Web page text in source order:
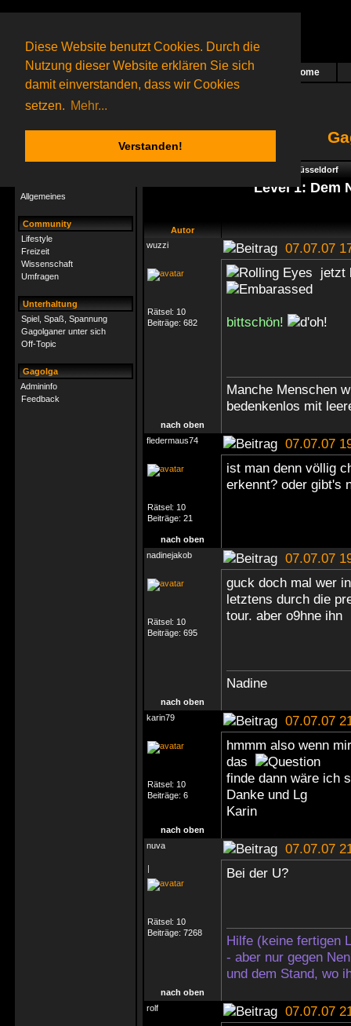
Diese Website benutzt Cookies. Durch die
Nutzung dieser Website erklären Sie sich
damit einverstanden, dass wir Cookies
setzen. Mehr...
Verstanden!
Das nächste Rätsel ist in Arbeit Home
125 Gagolganeronline(0 registrierte und 125 Gäste)
Gagolganer:
9732Rätsel online:
Allgemeines
Community
Lifestyle
Freizeit
Wissenschaft
Umfragen
Unterhaltung
Spiel, Spaß, Spannung
Gagolganer unter sich
Off-Topic
Gagolga
Admininfo
Feedback
Rätselrallye Düsseldorf
Level 1: Dem
Autor
wuzzi
07.07.07
Rätsel: 10
Beiträge: 682
jetzt
bittschön!
Manche Menschen
bedenkenlos mit
nach oben
fledermaus74
07.07.07
Rätsel: 10
Beiträge: 21
ist man denn völlig
erkennt? oder gibt's
nach oben
nadinejakob
07.07.07
Rätsel: 10
Beiträge: 695
guck doch mal wer
letztens durch die
tour. aber o9hne ihn
Nadine
nach oben
karin79
07.07.07
Rätsel: 10
Beiträge: 6
hmmm also wenn
das
finde dann wäre ich
Danke und Lg
Karin
nach oben
nuva
07.07.07
|
Rätsel: 10
Beiträge: 7268
Bei der U?
Hilfe (keine fertigen
- aber nur gegen
und dem Stand, wo
nach oben
rolf
07.07.07